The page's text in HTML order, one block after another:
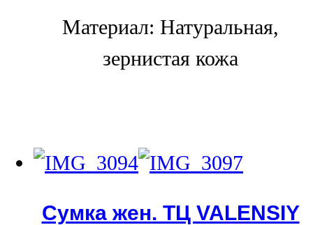
Материал: Натуральная,
зернистая кожа
Сумка жен. ТЦ VALENSIY